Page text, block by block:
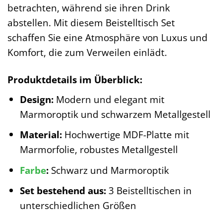
betrachten, während sie ihren Drink
abstellen. Mit diesem Beistelltisch Set
schaffen Sie eine Atmosphäre von Luxus und
Komfort, die zum Verweilen einlädt.
Produktdetails im Überblick:
Design:Modern und elegant mit
Marmoroptik und schwarzem Metallgestell
Material:Hochwertige MDF-Platte mit
Marmorfolie, robustes Metallgestell
Farbe:Schwarz und Marmoroptik
Set bestehend aus:3 Beistelltischen in
unterschiedlichen Größen